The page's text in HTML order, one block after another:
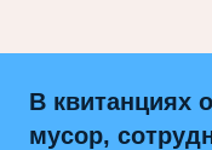
В квитанциях
мусор,